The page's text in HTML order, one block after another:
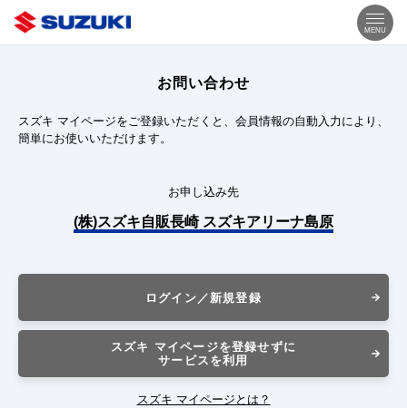
MENU
お問い合わせ
スズキ マイページをご登録いただくと、会員情報の自動入力により、
簡単にお使いいただけます。
お申し込み先
(株)スズキ自販長崎 スズキアリーナ島原
ログイン／新規登録
スズキ マイページを登録せずに
サービスを利用
スズキ マイページとは？